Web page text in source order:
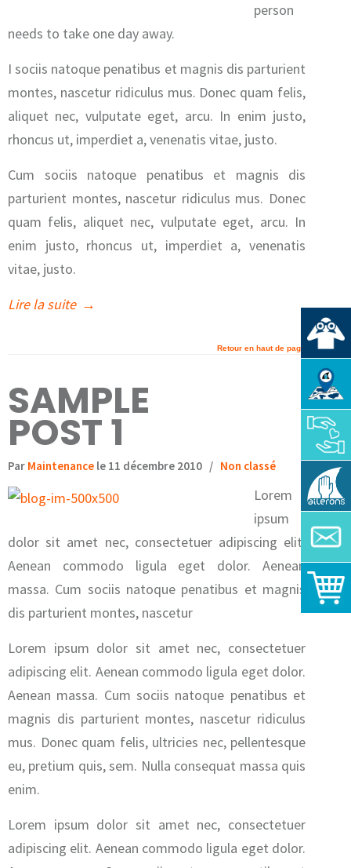
person
needs to take one day away.
I sociis natoque penatibus et magnis dis parturient
montes, nascetur ridiculus mus. Donec quam felis,
aliquet nec, vulputate eget, arcu. In enim justo,
rhoncus ut, imperdiet a, venenatis vitae, justo.
Cum sociis natoque penatibus et magnis dis
parturient montes, nascetur ridiculus mus. Donec
quam felis, aliquet nec, vulputate eget, arcu. In
enim justo, rhoncus ut, imperdiet a, venenatis
vitae, justo.
Lire la suite →
Retour en haut de page
SAMPLE
POST 1
Par Maintenance le 11 décembre 2010 / Non classé
Lorem
ipsum
dolor sit amet nec, consectetuer adipiscing elit.
Aenean commodo ligula eget dolor. Aenean
massa. Cum sociis natoque penatibus et magnis
dis parturient montes, nascetur
Lorem ipsum dolor sit amet nec, consectetuer
adipiscing elit. Aenean commodo ligula eget dolor.
Aenean massa. Cum sociis natoque penatibus et
magnis dis parturient montes, nascetur ridiculus
mus. Donec quam felis, ultricies nec, pellentesque
eu, pretium quis, sem. Nulla consequat massa quis
enim.
Lorem ipsum dolor sit amet nec, consectetuer
adipiscing elit. Aenean commodo ligula eget dolor.